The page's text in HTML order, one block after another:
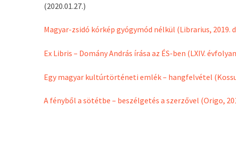
(2020.01.27.)
Magyar-zsidó kórkép gyógymód nélkül (Librarius, 2019.
Ex Libris – Domány András írása az ÉS-ben (LXIV.
Egy magyar kultúrtörténeti emlék – hangfelvétel
A fényből a sötétbe – beszélgetés a szerzővel (Origo,